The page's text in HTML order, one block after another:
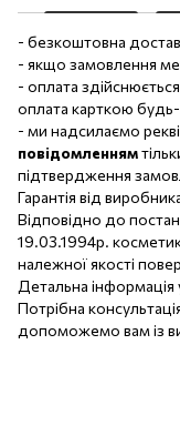
- безкоштовна
- якщо замовлення
- оплата
оплата карткою
- ми надсилаємо
повідомленням
підтвердження
Гарантія від
Відповідно до
19.03.1994р.
належної якості
Детальна інформація
Потрібна
допоможемо вам із